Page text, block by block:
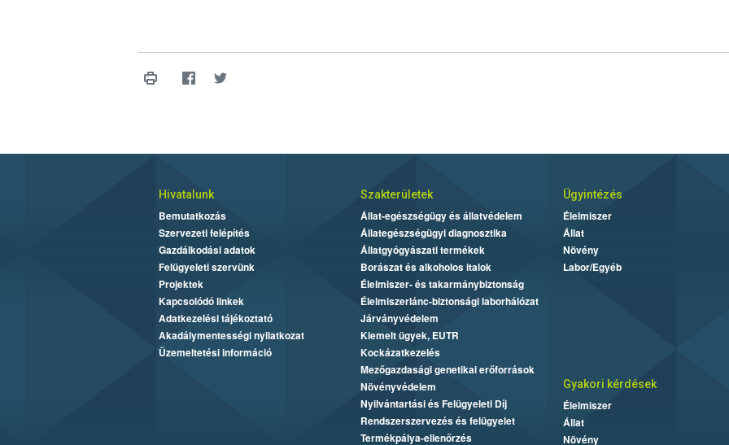
Hivatalunk
Bemutatkozás
Szervezeti felépítés
Gazdálkodási adatok
Felügyeleti szervünk
Projektek
Kapcsolódó linkek
Adatkezelési tájékoztató
Akadálymentességi nyilatkozat
Üzemeltetési információ
Szakterületek
Állat-egészségügy és állatvédelem
Állategészségügyi diagnosztika
Állatgyógyászati termékek
Borászat és alkoholos italok
Élelmiszer- és takarmánybiztonság
Élelmiszerlánc-biztonsági laborhálózat
Járványvédelem
Kiemelt ügyek, EUTR
Kockázatkezelés
Mezőgazdasági genetikai erőforrások
Növényvédelem
Nyilvántartási és Felügyeleti Díj
Rendszerszervezés és felügyelet
Termékpálya-ellenőrzés
Ügyintézés
Élelmiszer
Állat
Növény
Labor/Egyéb
Gyakori kérdések
Élelmiszer
Állat
Növény